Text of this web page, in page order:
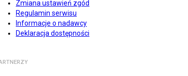
Zmiana ustawień zgód
Regulamin serwisu
Informacje o nadawcy
Deklaracja dostępności